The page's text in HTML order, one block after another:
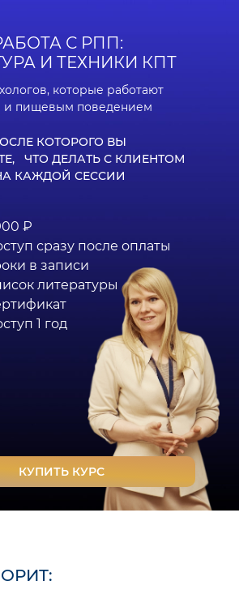
С РПП:
И ТЕХНИКИ КПТ
₽
сразу после оплаты
в записи
литературы
1 год
которые работают
пищевым поведением
КОТОРОГО ВЫ
ЧТО ДЕЛАТЬ С КЛИЕНТОМ
КАЖДОЙ СЕССИИ
КУПИТЬ КУРС